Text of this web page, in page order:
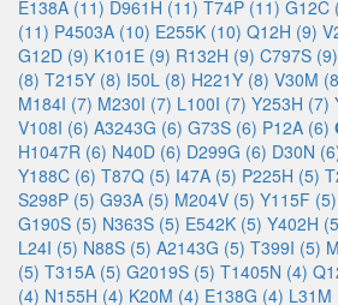
E138A (11) D961H (11) T74P (11) G12C
(11) P4503A (10) E255K (10) Q12H (9)
G12D (9) K101E (9) R132H (9) C797S (9)
(8) T215Y (8) I50L (8) H221Y (8) V30M
M184I (7) M230I (7) L100I (7) Y253H (7)
V108I (6) A3243G (6) G73S (6) P12A (6)
H1047R (6) N40D (6) D299G (6) D30N
Y188C (6) T87Q (5) I47A (5) P225H (5)
S298P (5) G93A (5) M204V (5) Y115F (5)
G190S (5) N363S (5) E542K (5) Y402H
L24I (5) N88S (5) A2143G (5) T399I (5)
(5) T315A (5) G2019S (5) T1405N (4)
(4) N155H (4) K20M (4) E138G (4) L31M